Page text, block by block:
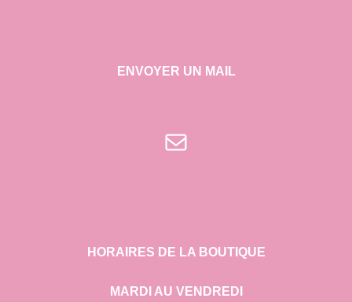
ENVOYER UN MAIL
E-mail
HORAIRES DE LA BOUTIQUE
MARDI AU VENDREDI